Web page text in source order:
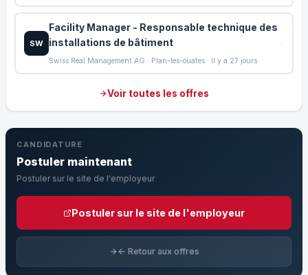
SW
Facility Manager - Responsable technique des
installations de bâtiment
Swiss Real Management AG · Plan-les-ouates · Il y a 27 jours
Voir toutes les offres
CANDIDATURE
Postuler maintenant
Postuler sur le site de l'employeur
Postuler sur le site de l'employeur
← Retour aux offres